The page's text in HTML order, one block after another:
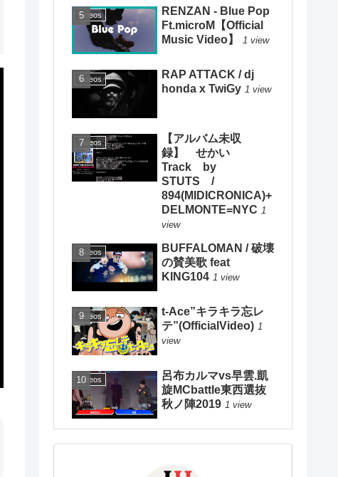
Videos
RENZAN - Blue Pop
Ft.microM【Official
Music Video】
1 view
Videos
RAP ATTACK / dj
honda x TwiGy 1 view
Videos
【アルバム未収
録】 せかい
Track by
STUTS /
894(MIDICRONICA)+
DELMONTE=NYC 1
view
Videos
BUFFALOMAN / 破壊
の賛美歌 feat
KING104 1 view
Videos
t-Ace”キラキラ忘レ
テ”(OfficialVideo) 1
view
Videos
呂布カルマvs早雲.凱
旋MCbattle東西選抜
秋ノ陣2019 1 view